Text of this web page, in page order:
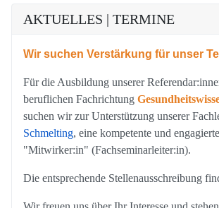
AKTUELLES | TERMINE
Wir suchen Verstärkung für unser
Für die Ausbildung unserer
beruflichen Fachrichtung
suchen wir zur Unterstützung unserer
Schmelting, eine kompetente und
"Mitwirker:in" (Fachseminarleiter:in).
Die entsprechende Stellenausschreibung